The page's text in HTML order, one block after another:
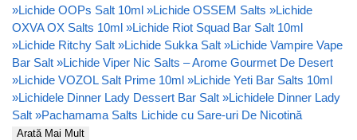
»Lichide OOPs Salt 10ml »Lichide OSSEM Salts »Lichide
OXVA OX Salts 10ml »Lichide Riot Squad Bar Salt 10ml
»Lichide Ritchy Salt »Lichide Sukka Salt »Lichide Vampire Vape
Bar Salt »Lichide Viper Nic Salts – Arome Gourmet De Desert
»Lichide VOZOL Salt Prime 10ml »Lichide Yeti Bar Salts 10ml
»Lichidele Dinner Lady Dessert Bar Salt »Lichidele Dinner Lady
Salt »Pachamama Salts Lichide cu Sare-uri De Nicotină
Arată Mai Mult